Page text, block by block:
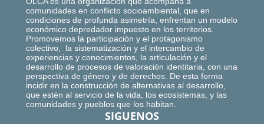
comunidades en conflicto socioambiental, que en
condiciones de profunda asimetría, enfrentan un modelo
económico depredador impuesto en los territorios.
Promovemos la participación y el protagonismo
colectivo, la sistematización y el intercambio de
experiencias y conocimientos, la articulación y el
desarrollo de procesos de valoración identitaria, con una
perspectiva de género y de derechos. De esta forma
incidir en la construcción de alternativas al desarrollo,
que estén al servicio de la vida, los ecosistemas, y las
comunidades y pueblos que los habitan.
SIGUENOS